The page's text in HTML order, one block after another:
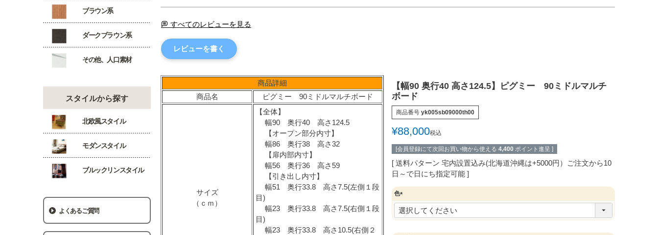
ブラウン系
ダークブラウン系
その他、人口素材
スタイルから探す
北欧風スタイル
モダンスタイル
ブルックリンスタイル
よくあるご質問
すべてのレビューを見る
レビューを書く
商品詳細
商品名
ピグミー 90ミドルマルチボード
サイズ
（ｃｍ）
【全体】
幅90 奥行40 高さ124.5
【オープン部分内寸】
幅86 奥行38 高さ32
【扉内部内寸】
幅56 奥行36 高さ59
【引き出し内寸】
幅51 奥行33.8 高さ7.5(左側１段
目)
幅23 奥行33.8 高さ7.5(右側１段
目)
幅23 奥行33.8 高さ10.5(右側２
【幅90 奥行40 高さ124.5】ピグミー 90ミドルマルチ
ボード
商品番号 yk005sb09000th00
¥88,000税込
[会員登録にて次回お買い物から使える 4,400 ポイント進呈 ]
送料パターン 宅内設置込み(北海道沖縄は+5000円）ご注文から10
日～で日にち指定可能
色
(
必
須